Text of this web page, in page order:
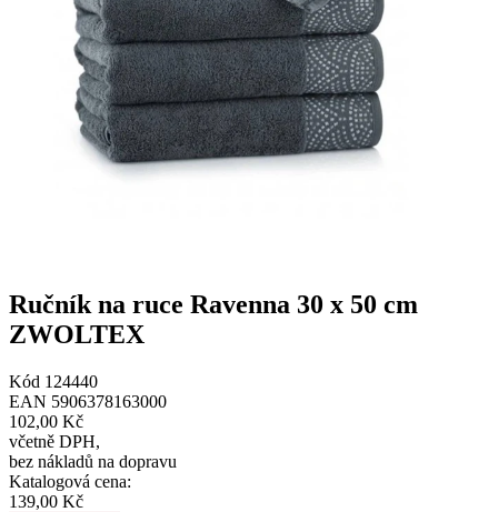
Ručník na ruce Ravenna 30 x 50 cm
ZWOLTEX
Kód 124440
EAN 5906378163000
102,00 Kč
včetně DPH,
bez nákladů na dopravu
Katalogová cena:
139,00 Kč